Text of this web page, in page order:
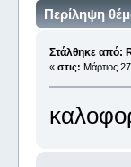
Περίληψη
Στάλθηκε από:
« στις: Μάρτιος